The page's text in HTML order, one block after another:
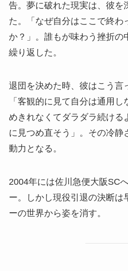
告。夢に破れた現実は、彼を
た。「なぜ自分はここで終わ
か？」。誰もが味わう挫折の
繰り返した。
退団を決めた時、彼はこう
「客観的に見て自分は通用
めきれなくてダラダラ続ける
に見つめ直そう」。その冷静
動力となる。
2004年には佐川急便大阪SC
ー。しかし現役引退の決断は
ーの世界から姿を消す。